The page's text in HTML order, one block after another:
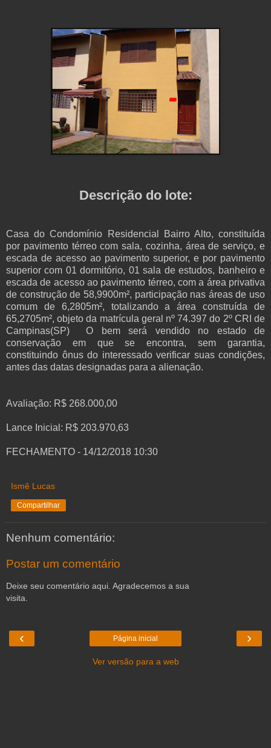
Descrição do lote:
Casa do Condomínio Residencial Bairro Alto, constituída
por pavimento térreo com sala, cozinha, área de serviço, e
escada de acesso ao pavimento superior, e por pavimento
superior com 01 dormitório, 01 sala de estudos, banheiro e
escada de acesso ao pavimento térreo, com a área privativa
de construção de 58,9900m², participação nas áreas de uso
comum de 6,2805m², totalizando a área construída de
65,2705m², objeto da matrícula geral nº 74.397 do 2º CRI de
Campinas(SP) O bem será vendido no estado de
conservação em que se encontra, sem garantia,
constituindo ônus do interessado verificar suas condições,
antes das datas designadas para a alienação.
Avaliação: R$ 268.000,00
Lance Inicial: R$ 203.970,63
FECHAMENTO - 14/12/2018 10:30
Ismê Lucas
Compartilhar
Nenhum comentário:
Postar um comentário
Deixe seu comentário aqui. Agradecemos a sua
visita.
‹ ›
Página inicial
Ver versão para a web